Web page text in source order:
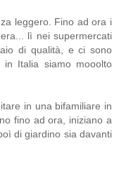
leggero. Fino ad ora i
lì nei supermercati
di qualità, e ci sono
Italia siamo mooolto
in una bifamiliare in
fino ad ora, iniziano a
di giardino sia davanti